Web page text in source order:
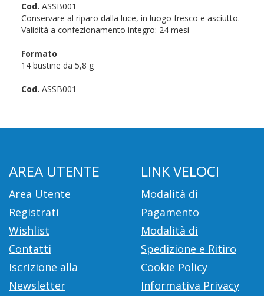
Cod. ASSB001
Conservare al riparo dalla luce, in luogo fresco e asciutto.
Validità a confezionamento integro: 24 mesi
Formato
14 bustine da 5,8 g
Cod. ASSB001
AREA UTENTE
Area Utente
Registrati
Wishlist
Contatti
Iscrizione alla
Newsletter
LINK VELOCI
Modalità di
Pagamento
Modalità di
Spedizione e Ritiro
Cookie Policy
Informativa Privacy